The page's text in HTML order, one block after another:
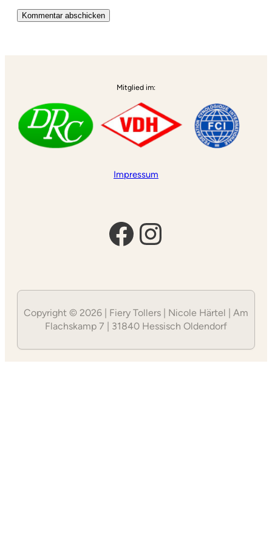
Mitglied im:
Impressum
Facebook Instagram
Copyright © 2026 | Fiery Tollers | Nicole Härtel | Am
Flachskamp 7 | 31840 Hessisch Oldendorf